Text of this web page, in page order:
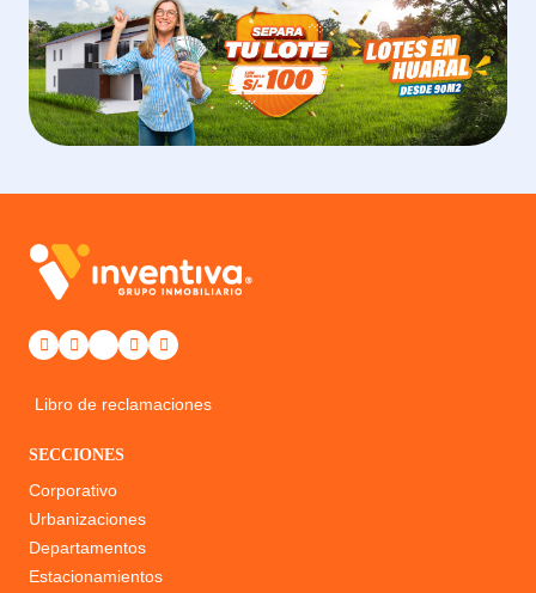
Libro de reclamaciones
SECCIONES
Corporativo
Urbanizaciones
Departamentos
Estacionamientos